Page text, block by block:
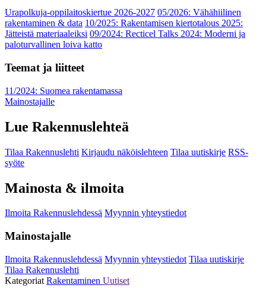
Urapolkuja-oppilaitoskiertue 2026-2027 05/2026: Vähähiilinen
rakentaminen & data 10/2025: Rakentamisen kiertotalous 2025:
Jätteistä materiaaleiksi 09/2024: Recticel Talks 2024: Moderni ja
paloturvallinen loiva katto
Teemat ja liitteet
11/2024: Suomea rakentamassa
Mainostajalle
Lue Rakennuslehteä
Tilaa Rakennuslehti Kirjaudu näköislehteen Tilaa uutiskirje RSS-
syöte
Mainosta & ilmoita
Ilmoita Rakennuslehdessä Myynnin yhteystiedot
Mainostajalle
Ilmoita Rakennuslehdessä Myynnin yhteystiedot Tilaa uutiskirje
Tilaa Rakennuslehti
Kategoriat Rakentaminen Uutiset